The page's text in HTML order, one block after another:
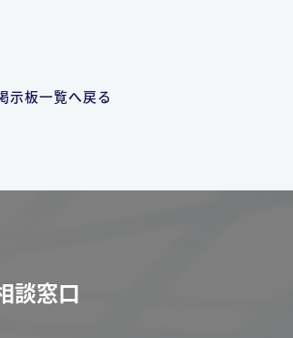
示板一覧へ戻る
談窓口